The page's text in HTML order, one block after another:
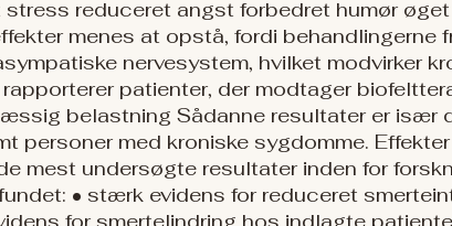
stress reduceret angst forbedret humør
menes at opstå, fordi behandlingerne
nervesystem, hvilket modvirker
patienter, der modtager
belastning Sådanne resultater er især
personer med kroniske sygdomme.
mest undersøgte resultater inden for
• stærk evidens for reduceret